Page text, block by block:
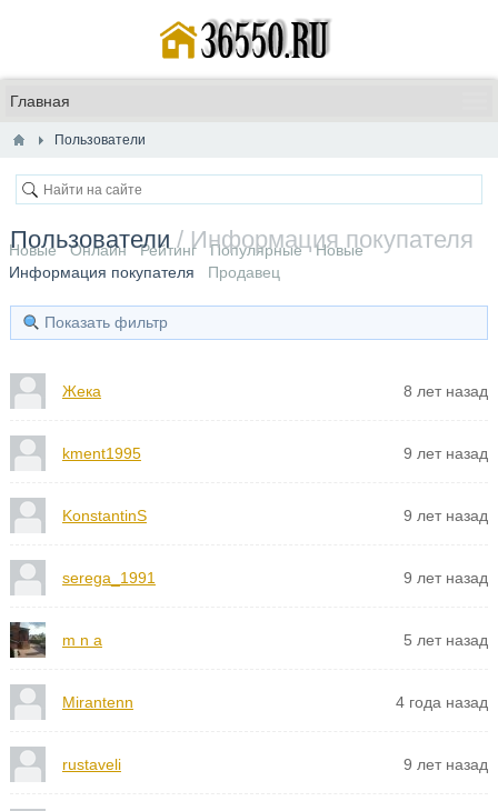
Пользователи
Пользователи / Информация покупателя
Новые Онлайн Рейтинг Популярные
Новые
Информация покупателя
Продавец
Показать фильтр
Жека 8 лет назад
kment1995 9 лет назад
KonstantinS 9 лет назад
serega_1991 9 лет назад
m n a 5 лет назад
Mirantenn 4 года назад
rustaveli 9 лет назад